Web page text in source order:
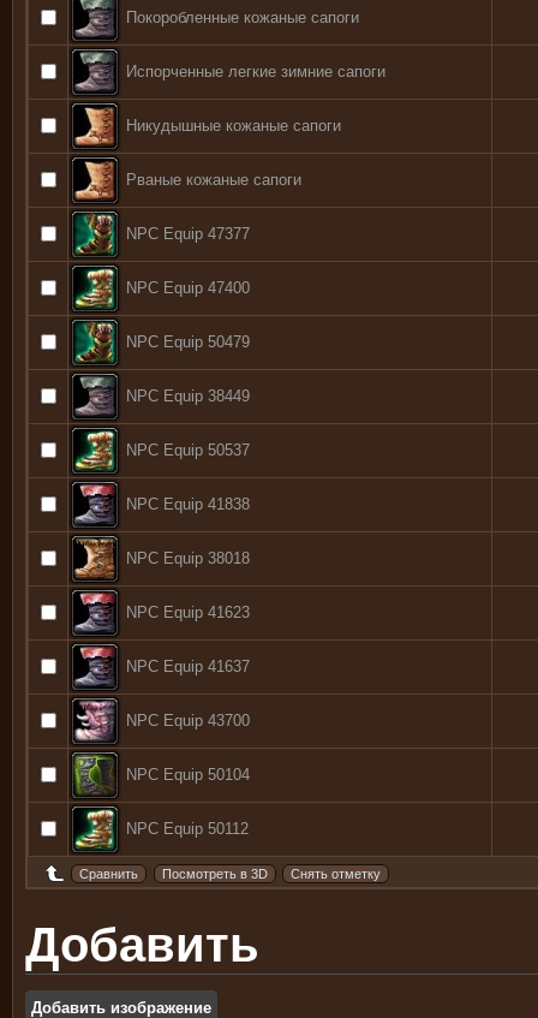
Покоробленные кожаные сапоги
Испорченные легкие зимние сапоги
Никудышные кожаные сапоги
Рваные кожаные сапоги
NPC Equip 47377
NPC Equip 47400
NPC Equip 50479
NPC Equip 38449
NPC Equip 50537
NPC Equip 41838
NPC Equip 38018
NPC Equip 41623
NPC Equip 41637
NPC Equip 43700
NPC Equip 50104
NPC Equip 50112
Добавить
Добавить изображение